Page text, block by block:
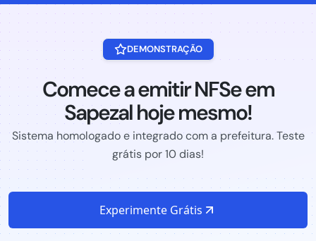
DEMONSTRAÇÃO
Comece a emitir NFSe em
Sapezal hoje mesmo!
Sistema homologado e integrado com a prefeitura. Teste
grátis por 10 dias!
Experimente Grátis